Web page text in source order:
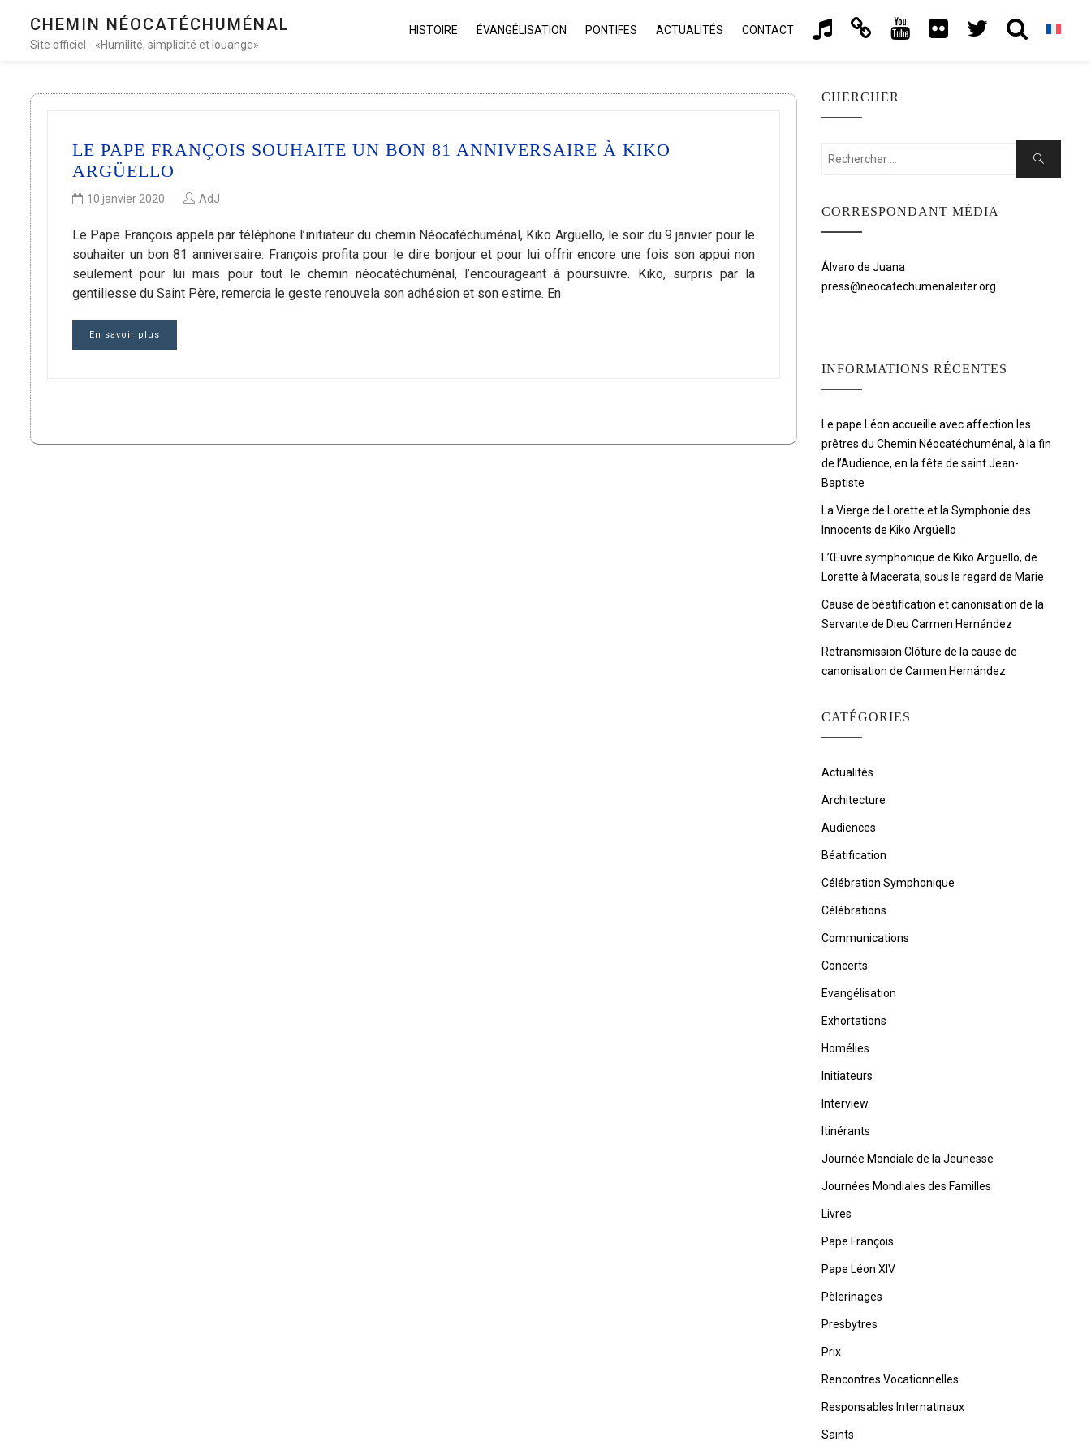
CHEMIN NÉOCATÉCHUMÉNAL
Site officiel - «Humilité, simplicité et louange»
HISTOIRE ÉVANGÉLISATION PONTIFES ACTUALITÉS CONTACT
LE PAPE FRANÇOIS SOUHAITE UN BON 81 ANNIVERSAIRE À KIKO
ARGÜELLO
10 janvier 2020 AdJ
Le Pape François appela par téléphone l’initiateur du chemin Néocatéchuménal, Kiko Argüello, le soir du 9 janvier pour le
souhaiter un bon 81 anniversaire. François profita pour le dire bonjour et pour lui offrir encore une fois son appui non
seulement pour lui mais pour tout le chemin néocatéchuménal, l’encourageant à poursuivre. Kiko, surpris par la
gentillesse du Saint Père, remercia le geste renouvela son adhésion et son estime. En
En savoir plus
CHERCHER
Rechercher:
Chercher
CORRESPONDANT MÉDIA
Álvaro de Juana
press@neocatechumenaleiter.org
INFORMATIONS RÉCENTES
Le pape Léon accueille avec affection les
prêtres du Chemin Néocatéchuménal, à la fin
de l’Audience, en la fête de saint Jean-
Baptiste
La Vierge de Lorette et la Symphonie des
Innocents de Kiko Argüello
L’Œuvre symphonique de Kiko Argüello, de
Lorette à Macerata, sous le regard de Marie
Cause de béatification et canonisation de la
Servante de Dieu Carmen Hernández
Retransmission Clôture de la cause de
canonisation de Carmen Hernández
CATÉGORIES
Actualités
Architecture
Audiences
Béatification
Célébration Symphonique
Célébrations
Communications
Concerts
Evangélisation
Exhortations
Homélies
Initiateurs
Interview
Itinérants
Journée Mondiale de la Jeunesse
Journées Mondiales des Familles
Livres
Pape François
Pape Léon XIV
Pèlerinages
Presbytres
Prix
Rencontres Vocationnelles
Responsables Internatinaux
Saints